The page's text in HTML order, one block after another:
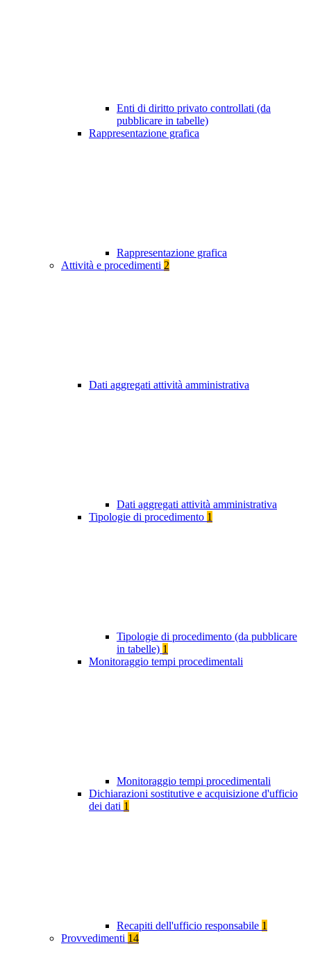
Enti di diritto privato controllati (da
pubblicare in tabelle)
Rappresentazione grafica
Rappresentazione grafica
Attività e procedimenti 2
Dati aggregati attività amministrativa
Dati aggregati attività amministrativa
Tipologie di procedimento 1
Tipologie di procedimento (da pubblicare
in tabelle) 1
Monitoraggio tempi procedimentali
Monitoraggio tempi procedimentali
Dichiarazioni sostitutive e acquisizione d'ufficio
dei dati 1
Recapiti dell'ufficio responsabile 1
Provvedimenti 14